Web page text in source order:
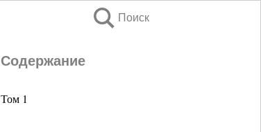
Поиск
Содержание
Том 1